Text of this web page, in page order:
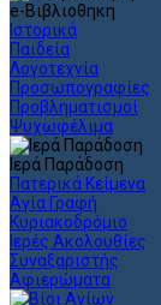
e-Βιβλιοθηκη
Ιστορικά
Παιδεία
Λογοτεχνία
Προσωπογραφίες
Προβληματισμοί
Ψυχωφέλιμα
Ιερά Παράδοση
Πατερικά Κείμενα
Αγία Γραφή
Κυριακοδρόμιο
Ιερές Ακολουθίες
Συναξαριστής
Αφιερώματα